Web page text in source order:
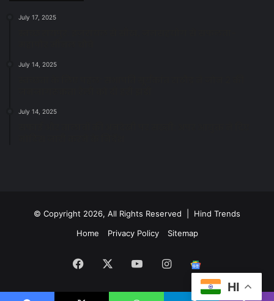
July 17, 2025
July 14, 2025
July 14, 2025
© Copyright 2026, All Rights Reserved | Hind Trends
Home
Privacy Policy Sitemap
Facebook YouTubeInstagram
News
HI